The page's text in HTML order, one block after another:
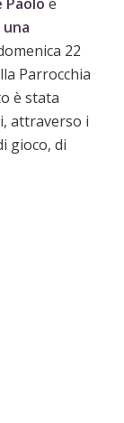
una
22
Parrocchia
è stata
attraverso i
gioco, di